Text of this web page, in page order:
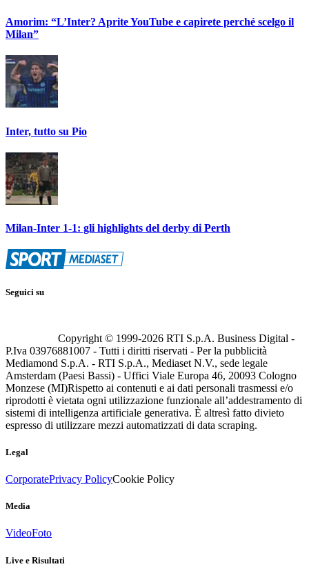
Amorim: “L’Inter? Aprite YouTube e capirete perché scelgo il
Milan”
Inter, tutto su Pio
Milan-Inter 1-1: gli highlights del derby di Perth
Seguici su
Copyright © 1999-2026 RTI S.p.A. Business Digital -
P.Iva 03976881007 - Tutti i diritti riservati - Per la pubblicità
Mediamond S.p.A. - RTI S.p.A., Mediaset N.V., sede legale
Amsterdam (Paesi Bassi) - Uffici Viale Europa 46, 20093 Cologno
Monzese (MI)Rispetto ai contenuti e ai dati personali trasmessi e/o
riprodotti è vietata ogni utilizzazione funzionale all’addestramento di
sistemi di intelligenza artificiale generativa. È altresì fatto divieto
espresso di utilizzare mezzi automatizzati di data scraping.
Legal
CorporatePrivacy PolicyCookie Policy
Media
VideoFoto
Live e Risultati